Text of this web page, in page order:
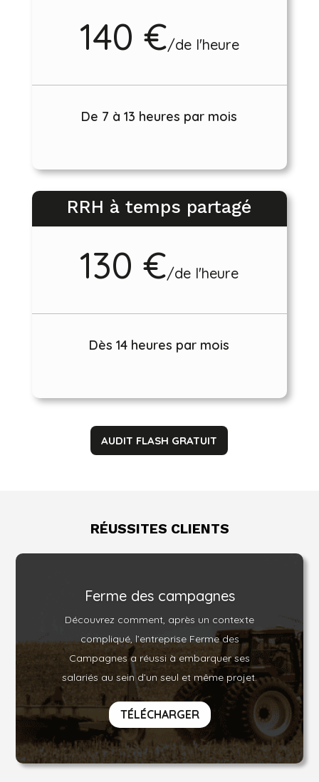
140 €/de l'heure
De 7 à 13 heures par mois
RRH à temps partagé
130 €/de l'heure
Dès 14 heures par mois
AUDIT FLASH GRATUIT
RÉUSSITES CLIENTS
Ferme des campagnes
Découvrez comment, après un contexte
compliqué, l’entreprise Ferme des
Campagnes a réussi à embarquer ses
salariés au sein d’un seul et même projet.
TÉLÉCHARGER